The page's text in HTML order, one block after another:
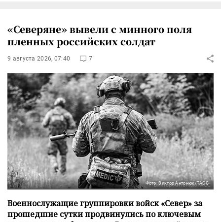
«Северяне» вывели с минного поля
пленных российских солдат
9 августа 2026, 07:40 7
Фото: Виктор Антонюк/ТАСС
Военнослужащие группировки войск «Север» за
прошедшие сутки продвинулись по ключевым